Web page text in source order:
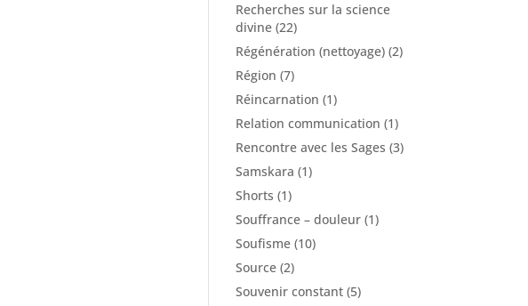
Recherches sur la science
divine (22)
Régénération (nettoyage) (2)
Région (7)
Réincarnation (1)
Relation communication (1)
Rencontre avec les Sages (3)
Samskara (1)
Shorts (1)
Souffrance – douleur (1)
Soufisme (10)
Source (2)
Souvenir constant (5)